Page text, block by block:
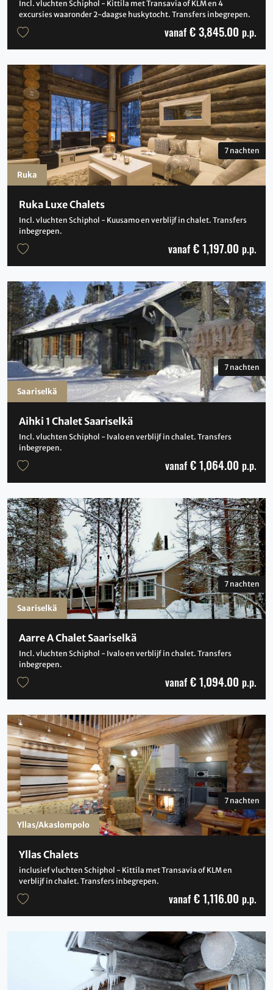
Incl. vluchten Schiphol - Kittila met Transavia of KLM en 4
excursies waaronder 2-daagse huskytocht. Transfers inbegrepen.
vanaf € 3,845.00 p.p.
Ruka Luxe Chalets
Incl. vluchten Schiphol - Kuusamo en verblijf in chalet. Transfers
inbegrepen.
7 nachten
vanaf € 1,197.00 p.p.
Ruka
Aihki 1 Chalet Saariselkä
Incl. vluchten Schiphol - Ivalo en verblijf in chalet. Transfers
inbegrepen.
7 nachten
vanaf € 1,064.00 p.p.
Saariselkä
Aarre A Chalet Saariselkä
Incl. vluchten Schiphol - Ivalo en verblijf in chalet. Transfers
inbegrepen.
7 nachten
vanaf € 1,094.00 p.p.
Saariselkä
Yllas Chalets
inclusief vluchten Schiphol - Kittila met Transavia of KLM en
verblijf in chalet. Transfers inbegrepen.
7 nachten
vanaf € 1,116.00 p.p.
Yllas/Akaslompolo